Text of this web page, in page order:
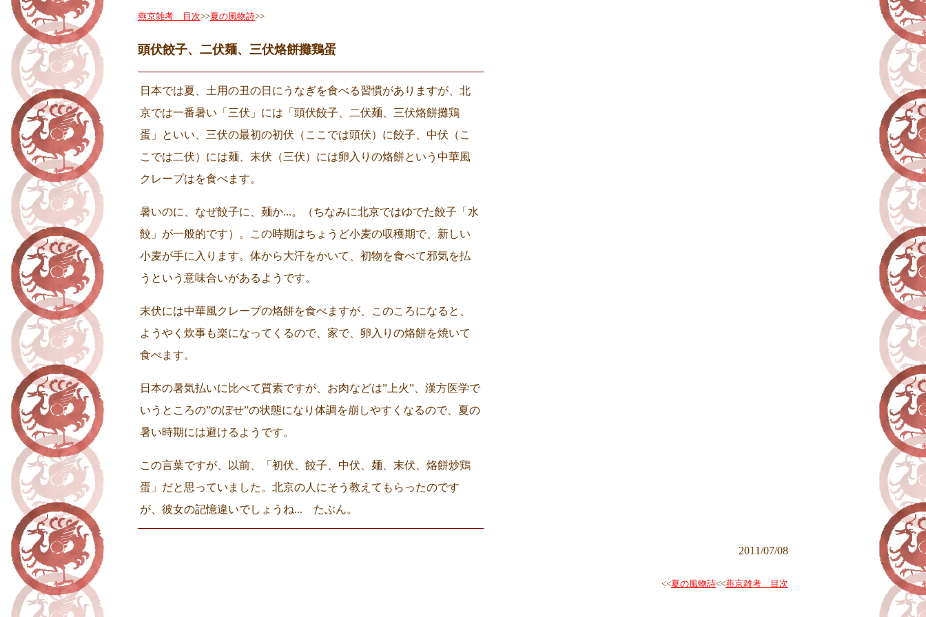
燕京雑考 目次>>夏の風物詩>>
頭伏餃子、二伏麺、三伏烙餅攤鶏蛋
日本では夏、土用の丑の日にうなぎを食べる習慣がありますが、北
京では一番暑い「三伏」には「頭伏餃子、二伏麺、三伏烙餅攤鶏
蛋」といい、三伏の最初の初伏（ここでは頭伏）に餃子、中伏（こ
こでは二伏）には麺、末伏（三伏）には卵入りの烙餅という中華風
クレープはを食べます。
暑いのに、なぜ餃子に、麺か...。（ちなみに北京ではゆでた餃子「水
餃」が一般的です）。この時期はちょうど小麦の収穫期で、新しい
小麦が手に入ります。体から大汗をかいて、初物を食べて邪気を払
うという意味合いがあるようです。
末伏には中華風クレープの烙餅を食べますが、このころになると、
ようやく炊事も楽になってくるので、家で、卵入りの烙餅を焼いて
食べます。
日本の暑気払いに比べて質素ですが、お肉などは”上火”、漢方医学で
いうところの”のぼせ”の状態になり体調を崩しやすくなるので、夏の
暑い時期には避けるようです。
この言葉ですが、以前、「初伏、餃子、中伏、麺、末伏、烙餅炒鶏
蛋」だと思っていました。北京の人にそう教えてもらったのです
が、彼女の記憶違いでしょうね... たぶん。
201 1/07/08
<<夏の風物詩<<燕京雑考 目次